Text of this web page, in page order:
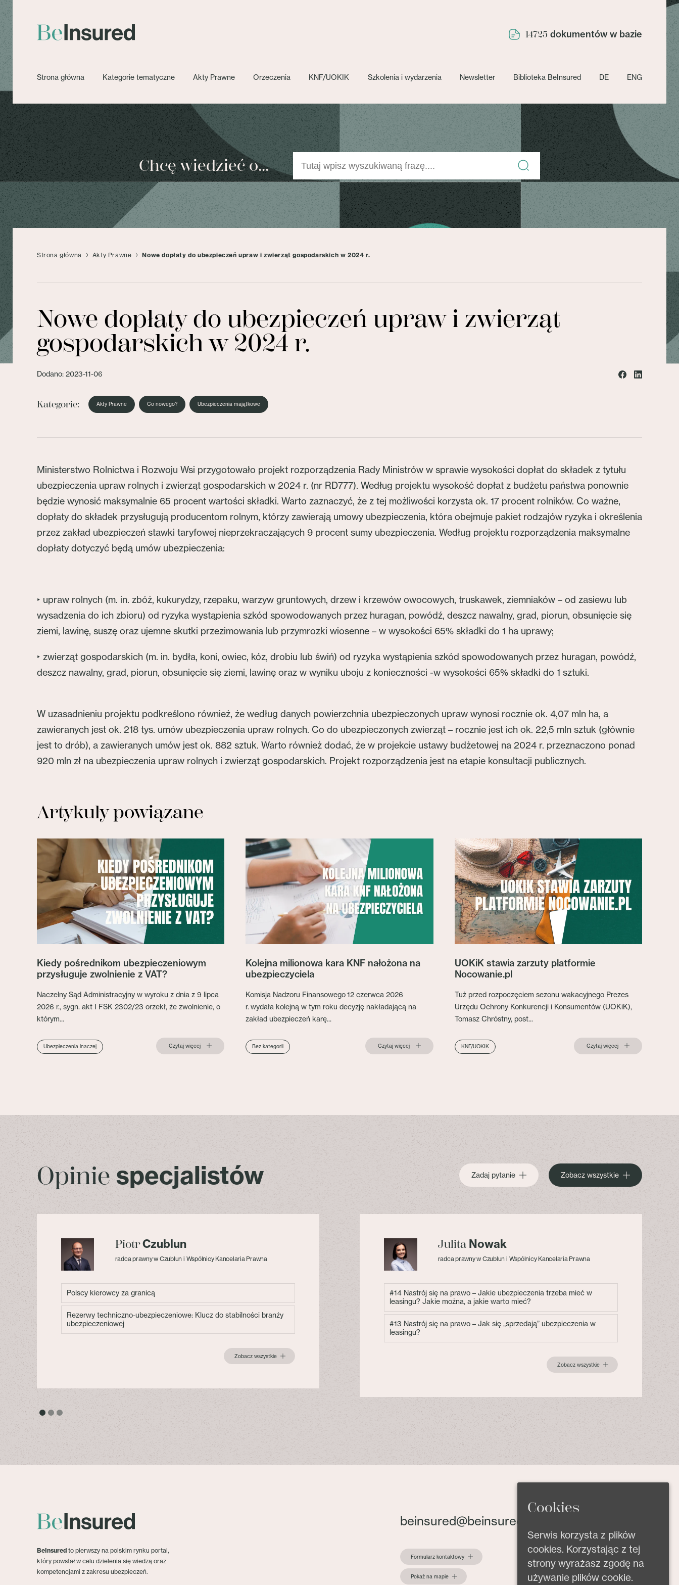
14725 dokumentów w bazie
Strona główna Kategorie tematyczne Akty Prawne Orzeczenia KNF/UOKIK Szkolenia i wydarzenia Newsletter Biblioteka BeInsured DE ENG
Chcę wiedzieć o...
Strona główna Akty Prawne Nowe dopłaty do ubezpieczeń upraw i zwierząt gospodarskich w 2024 r.
Nowe dopłaty do ubezpieczeń upraw i zwierząt
gospodarskich w 2024 r.
Dodano: 2023-11-06
Kategorie: Akty Prawne Co nowego? Ubezpieczenia majątkowe
Ministerstwo Rolnictwa i Rozwoju Wsi przygotowało projekt rozporządzenia Rady Ministrów w sprawie wysokości dopłat do składek z tytułu
ubezpieczenia upraw rolnych i zwierząt gospodarskich w 2024 r. (nr RD777). Według projektu wysokość dopłat z budżetu państwa ponownie
będzie wynosić maksymalnie 65 procent wartości składki. Warto zaznaczyć, że z tej możliwości korzysta ok. 17 procent rolników. Co ważne,
dopłaty do składek przysługują producentom rolnym, którzy zawierają umowy ubezpieczenia, która obejmuje pakiet rodzajów ryzyka i określenia
przez zakład ubezpieczeń stawki taryfowej nieprzekraczających 9 procent sumy ubezpieczenia. Według projektu rozporządzenia maksymalne
dopłaty dotyczyć będą umów ubezpieczenia:
‣ upraw rolnych (m. in. zbóż, kukurydzy, rzepaku, warzyw gruntowych, drzew i krzewów owocowych, truskawek, ziemniaków – od zasiewu lub
wysadzenia do ich zbioru) od ryzyka wystąpienia szkód spowodowanych przez huragan, powódź, deszcz nawalny, grad, piorun, obsunięcie się
ziemi, lawinę, suszę oraz ujemne skutki przezimowania lub przymrozki wiosenne – w wysokości 65% składki do 1 ha uprawy;
‣ zwierząt gospodarskich (m. in. bydła, koni, owiec, kóz, drobiu lub świń) od ryzyka wystąpienia szkód spowodowanych przez huragan, powódź,
deszcz nawalny, grad, piorun, obsunięcie się ziemi, lawinę oraz w wyniku uboju z konieczności -w wysokości 65% składki do 1 sztuki.
W uzasadnieniu projektu podkreślono również, że według danych powierzchnia ubezpieczonych upraw wynosi rocznie ok. 4,07 mln ha, a
zawieranych jest ok. 218 tys. umów ubezpieczenia upraw rolnych. Co do ubezpieczonych zwierząt – rocznie jest ich ok. 22,5 mln sztuk (głównie
jest to drób), a zawieranych umów jest ok. 882 sztuk. Warto również dodać, że w projekcie ustawy budżetowej na 2024 r. przeznaczono ponad
920 mln zł na ubezpieczenia upraw rolnych i zwierząt gospodarskich. Projekt rozporządzenia jest na etapie konsultacji publicznych.
Artykuły powiązane
Kiedy pośrednikom ubezpieczeniowym
przysługuje zwolnienie z VAT?
Naczelny Sąd Administracyjny w wyroku z dnia z 9 lipca
2026 r., sygn. akt I FSK 2302/23 orzekł, że zwolnienie, o
którym...
Ubezpieczenia inaczej Czytaj więcej
Kolejna milionowa kara KNF nałożona na
ubezpieczyciela
Komisja Nadzoru Finansowego 12 czerwca 2026
r. wydała kolejną w tym roku decyzję nakładającą na
zakład ubezpieczeń karę...
Bez kategorii Czytaj więcej
UOKiK stawia zarzuty platformie
Nocowanie.pl
Tuż przed rozpoczęciem sezonu wakacyjnego Prezes
Urzędu Ochrony Konkurencji i Konsumentów (UOKiK),
Tomasz Chróstny, post...
KNF/UOKIK Czytaj więcej
Opinie specjalistów Zadaj pytanie Zobacz wszystkie
PiotrCzublun
radca prawny w Czublun i Wspólnicy Kancelaria Prawna
Polscy kierowcy za granicą
Rezerwy techniczno-ubezpieczeniowe: Klucz do stabilności branży
ubezpieczeniowej
Zobacz wszystkie
Julita Nowak
radca prawny w Czublun i Wspólnicy Kancelaria Prawna
#14 Nastrój się na prawo – Jakie ubezpieczenia trzeba mieć w
leasingu? Jakie można, a jakie warto mieć?
#13 Nastrój się na prawo – Jak się „sprzedają” ubezpieczenia w
leasingu?
Zobacz wszystkie
BeInsured to pierwszy na polskim rynku portal,
który powstał w celu dzielenia się wiedzą oraz
kompetencjami z zakresu ubezpieczeń.
beinsured@beinsured.pl
Formularz kontaktowy
Pokaż na mapie
Cookies
Serwis korzysta z plików
cookies. Korzystając z tej
strony wyrażasz zgodę na
używanie plików cookie.